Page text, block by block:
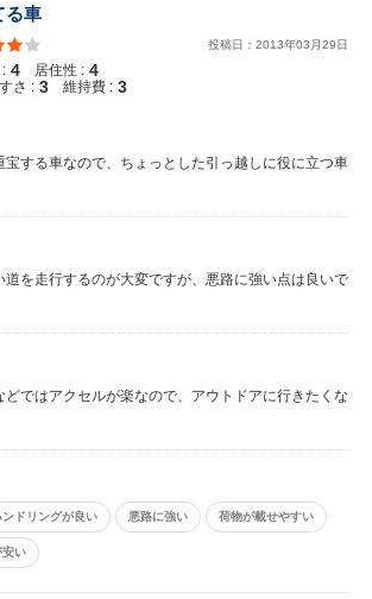
る車
投稿日： 2013年03 月29日
4 居住性 : 4
さ : 3 維持費 : 3
宝する車なので、ちょっとした引っ越しに役に立つ車
道を走行するのが大変ですが、悪路に強い点は良いで
どではアクセルが楽なので、アウトドアに行きたくな
ンドリングが良い 悪路に強い 荷物が載せやすい
安い